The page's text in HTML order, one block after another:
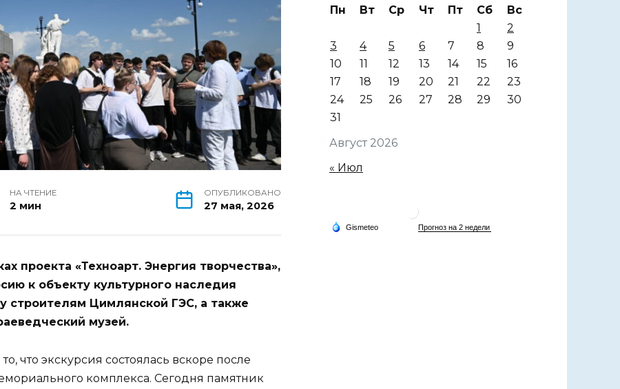
НА ЧТЕНИЕ
2 мин
ОПУБЛИКОВАНО
27 мая, 2026
«Техноарт. Энергия творчества»,
к объекту культурного наследия
строителям Цимлянской ГЭС, а также
музей.
что экскурсия состоялась вскоре после
комплекса. Сегодня памятник
Август 2026
Пн Вт Ср Чт Пт Сб
Вс
1
2
3
4 5 6 7 8
9
10
11 12 13 14 15
16
17
18 19 20 21 22
23
24
25 26 27 28 29
30
31
« Июл